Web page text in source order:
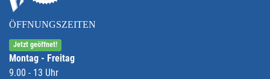
ÖFFNUNGSZEITEN
Jetzt geöffnet!
Montag - Freitag
9.00 - 13 Uhr